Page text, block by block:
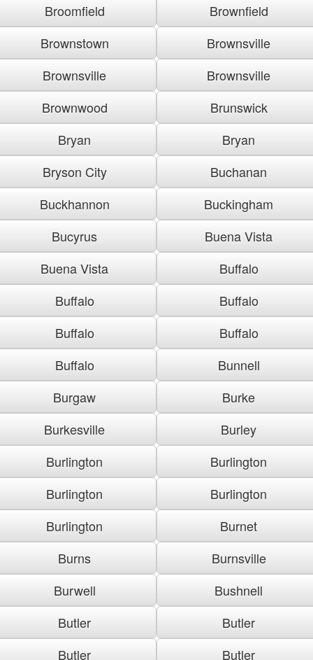
Broomfield
Brownfield
Brownstown
Brownsville
Brownsville
Brownsville
Brownwood
Brunswick
Bryan
Bryan
Bryson City
Buchanan
Buckhannon
Buckingham
Bucyrus
Buena Vista
Buena Vista
Buffalo
Buffalo
Buffalo
Buffalo
Buffalo
Buffalo
Bunnell
Burgaw
Burke
Burkesville
Burley
Burlington
Burlington
Burlington
Burlington
Burlington
Burnet
Burns
Burnsville
Burwell
Bushnell
Butler
Butler
Butler
Butler